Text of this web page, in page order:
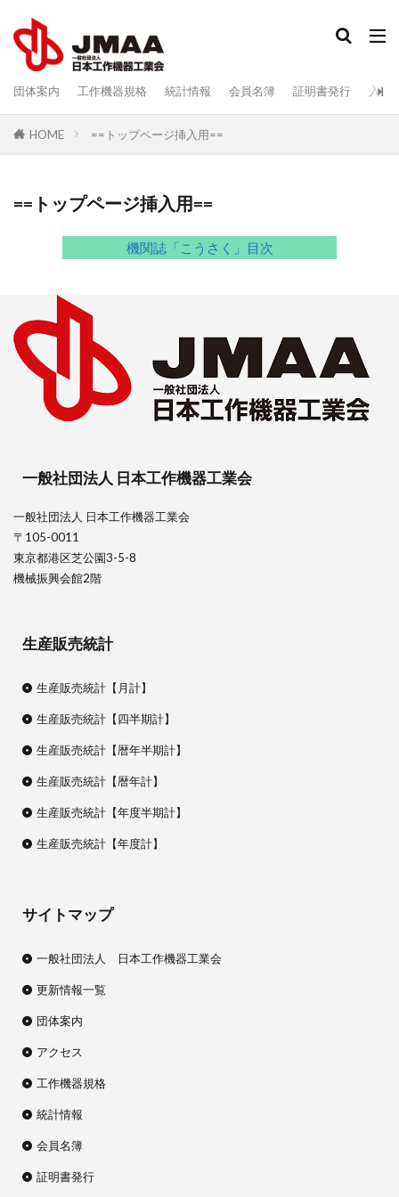
団体案内 工作機器規格 統計情報 会員名簿 証明書発行 入会
HOME ==トップページ挿入用==
==トップページ挿入用==
機関誌「こうさく」目次
一般社団法人 日本工作機器工業会
一般社団法人 日本工作機器工業会
〒105-0011
東京都港区芝公園3-5-8
機械振興会館2階
生産販売統計
生産販売統計【月計】
生産販売統計【四半期計】
生産販売統計【暦年半期計】
生産販売統計【暦年計】
生産販売統計【年度半期計】
生産販売統計【年度計】
サイトマップ
一般社団法人 日本工作機器工業会
更新情報一覧
団体案内
アクセス
工作機器規格
統計情報
会員名簿
証明書発行